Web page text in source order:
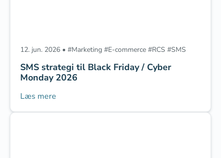
12. jun. 2026 • #Marketing #E-commerce #RCS #SMS
SMS strategi til Black Friday / Cyber
Monday 2026
Læs mere